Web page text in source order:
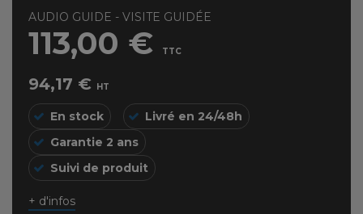
AUDIO GUIDE - VISITE GUIDÉE
113,00 € TTC
94,17 € HT
En stock
Livré en 24/48h
Garantie 2 ans
Suivi de produit
+ d'infos